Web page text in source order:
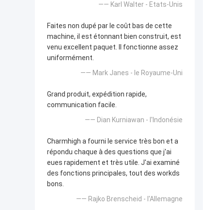
—— Karl Walter - Etats-Unis
Faites non dupé par le coût bas de cette
machine, il est étonnant bien construit, est
venu excellent paquet. Il fonctionne assez
uniformément.
—— Mark Janes - le Royaume-Uni
Grand produit, expédition rapide,
communication facile.
—— Dian Kurniawan - l'Indonésie
Charmhigh a fourni le service très bon et a
répondu chaque à des questions que j'ai
eues rapidement et très utile. J'ai examiné
des fonctions principales, tout des workds
bons.
—— Rajko Brenscheid - l'Allemagne